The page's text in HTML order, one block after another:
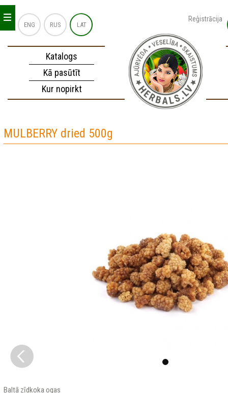
ENG RUS LAT
Reģistrācija
Katalogs
Kā pasūtīt
Kur nopirkt
_
_
_
MULBERRY dried 500g
Baltā zīdkoka ogas